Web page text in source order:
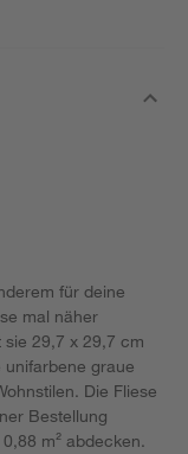
für deine
mal näher
29,7 x 29,7 cm
graue
Die Fliese
Bestellung
m² abdecken.